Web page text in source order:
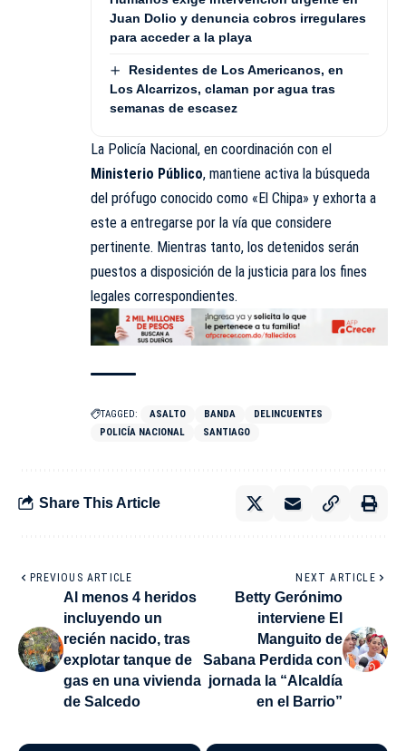
Juan Dolio y denuncia cobros irregulares
para acceder a la playa
Residentes de Los Americanos, en
Los Alcarrizos, claman por agua tras
semanas de escasez
La Policía Nacional, en coordinación con el
Ministerio Público, mantiene activa la búsqueda
del prófugo conocido como «El Chipa» y exhorta a
este a entregarse por la vía que considere
pertinente. Mientras tanto, los detenidos serán
puestos a disposición de la justicia para los fines
legales correspondientes.
TAGGED: ASALTO BANDA
DELINCUENTES
POLICÍA NACIONAL
SANTIAGO
Share This Article
PREVIOUS ARTICLE
Al menos 4 heridos
incluyendo un
recién nacido, tras
explotar tanque de
gas en una vivienda
de Salcedo
NEXT ARTICLE
Betty Gerónimo
interviene El
Manguito de
Sabana Perdida con
jornada la “Alcaldía
en el Barrio”